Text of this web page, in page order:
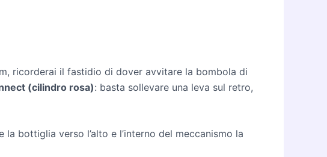
ricorderai il fastidio di dover avvitare la bombola di
(cilindro rosa): basta sollevare una leva sul retro,
la bottiglia verso l’alto e l’interno del meccanismo la